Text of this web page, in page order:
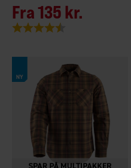
Fra135 kr.
Vurdering: